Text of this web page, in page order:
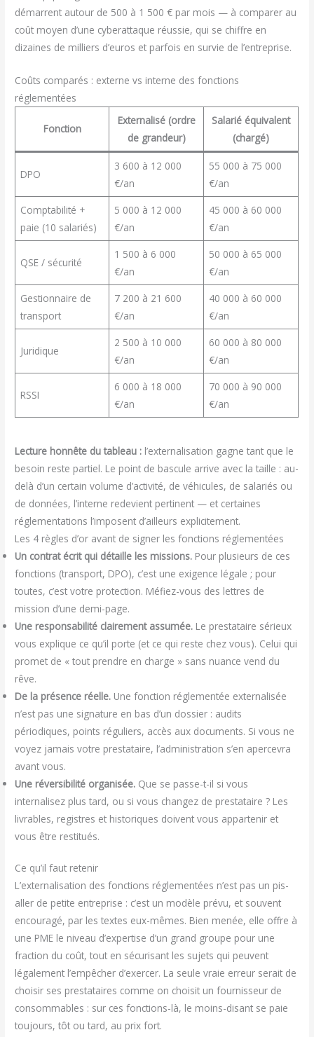
démarrent autour de 500 à 1 500 € par mois — à comparer au
coût moyen d’une cyberattaque réussie, qui se chiffre en
dizaines de milliers d’euros et parfois en survie de l’entreprise.
Coûts comparés : externe vs interne des fonctions
réglementées
Fonction
Externalisé (ordre
de grandeur)
Salarié équivalent
(chargé)
DPO
3 600 à 12 000
€/an
55 000 à 75 000
€/an
Comptabilité +
paie (10 salariés)
5 000 à 12 000
€/an
45 000 à 60 000
€/an
QSE / sécurité
1 500 à 6 000
€/an
50 000 à 65 000
€/an
Gestionnaire de
transport
7 200 à 21 600
€/an
40 000 à 60 000
€/an
Juridique
2 500 à 10 000
€/an
60 000 à 80 000
€/an
RSSI
6 000 à 18 000
€/an
70 000 à 90 000
€/an
Lecture honnête du tableau : l’externalisation gagne tant que le
besoin reste partiel. Le point de bascule arrive avec la taille : au-
delà d’un certain volume d’activité, de véhicules, de salariés ou
de données, l’interne redevient pertinent — et certaines
réglementations l’imposent d’ailleurs explicitement.
Les 4 règles d’or avant de signer les fonctions réglementées
Un contrat écrit qui détaille les missions. Pour plusieurs de ces
fonctions (transport, DPO), c’est une exigence légale ; pour
toutes, c’est votre protection. Méfiez-vous des lettres de
mission d’une demi-page.
Une responsabilité clairement assumée. Le prestataire sérieux
vous explique ce qu’il porte (et ce qui reste chez vous). Celui qui
promet de « tout prendre en charge » sans nuance vend du
rêve.
De la présence réelle. Une fonction réglementée externalisée
n’est pas une signature en bas d’un dossier : audits
périodiques, points réguliers, accès aux documents. Si vous ne
voyez jamais votre prestataire, l’administration s’en apercevra
avant vous.
Une réversibilité organisée. Que se passe-t-il si vous
internalisez plus tard, ou si vous changez de prestataire ? Les
livrables, registres et historiques doivent vous appartenir et
vous être restitués.
Ce qu’il faut retenir
L’externalisation des fonctions réglementées n’est pas un pis-
aller de petite entreprise : c’est un modèle prévu, et souvent
encouragé, par les textes eux-mêmes. Bien menée, elle offre à
une PME le niveau d’expertise d’un grand groupe pour une
fraction du coût, tout en sécurisant les sujets qui peuvent
légalement l’empêcher d’exercer. La seule vraie erreur serait de
choisir ses prestataires comme on choisit un fournisseur de
consommables : sur ces fonctions-là, le moins-disant se paie
toujours, tôt ou tard, au prix fort.